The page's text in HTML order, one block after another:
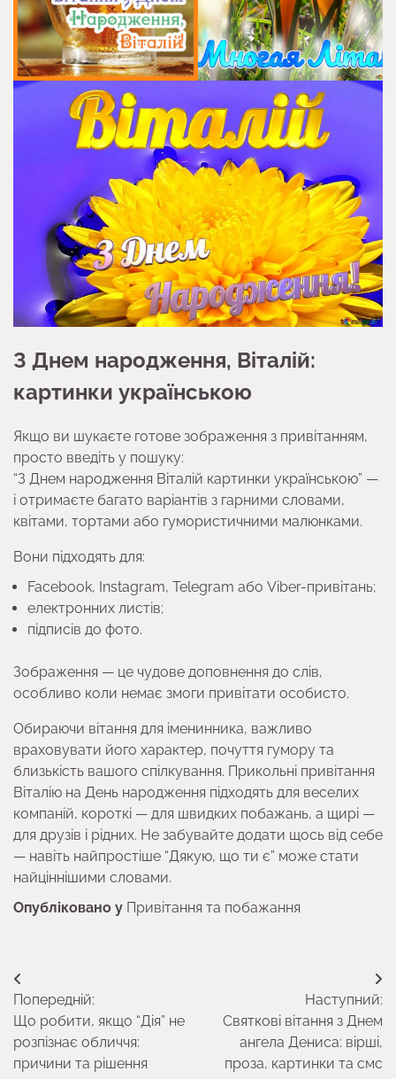
З Днем народження, Віталій:
картинки українською
Якщо ви шукаєте готове зображення з привітанням,
просто введіть у пошуку:
“З Днем народження Віталій картинки українською” —
і отримаєте багато варіантів з гарними словами,
квітами, тортами або гумористичними малюнками.
Вони підходять для:
Facebook, Instagram, Telegram або Viber-привітань;
електронних листів;
підписів до фото.
Зображення — це чудове доповнення до слів,
особливо коли немає змоги привітати особисто.
Обираючи вітання для іменинника, важливо
враховувати його характер, почуття гумору та
близькість вашого спілкування. Прикольні привітання
Віталію на День народження підходять для веселих
компаній, короткі — для швидких побажань, а щирі —
для друзів і рідних. Не забувайте додати щось від себе
— навіть найпростіше “Дякую, що ти є” може стати
найціннішими словами.
Опубліковано у Привітання та побажання
Навігація
записів
Попередній:
Що робити, якщо “Дія” не
розпізнає обличчя:
причини та рішення
Наступний:
Святкові вітання з Днем
ангела Дениса: вірші,
проза, картинки та смс